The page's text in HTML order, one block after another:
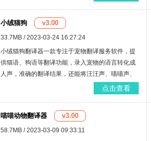
小绒猫狗 v3.00
33.7MB / 2023-03-24 16:27:24
小绒猫狗翻译器一款专注于宠物翻译服务软件，提
供猫语、狗语等翻译功能，录入宠物的语言转化成
人声，准确的翻译结果，还能将汪汪声、喵喵声、
叫声、身体语言翻译成人声人言，人猫人狗交流服
点击查看
喵喵动物翻译器 v3.00
58.7MB / 2023-03-09 09:33:11